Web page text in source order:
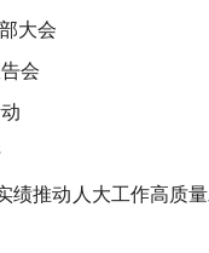
大会
会
绩推动人大工作高质